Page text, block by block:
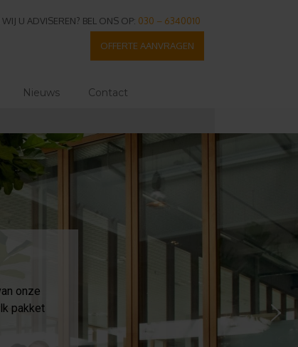
U ADVISEREN? BEL ONS OP: 030 – 6340010
OFFERTE AANVRAGEN
Nieuws Contact
onze
pakket